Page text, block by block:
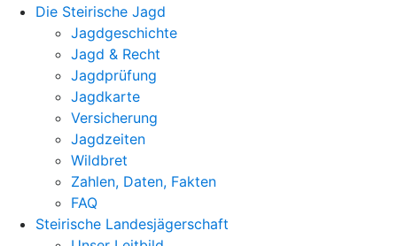
Die Steirische Jagd
Jagdgeschichte
Jagd & Recht
Jagdprüfung
Jagdkarte
Versicherung
Jagdzeiten
Wildbret
Zahlen, Daten, Fakten
FAQ
Steirische Landesjägerschaft